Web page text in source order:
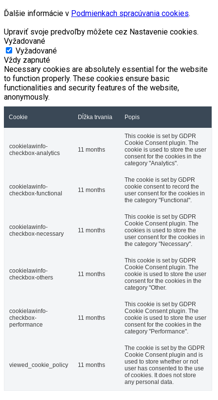
Ďalšie informácie v Podmienkach spracúvania cookies.
Upraviť svoje predvoľby môžete cez Nastavenie cookies.
Vyžadované
Vyžadované
Vždy zapnuté
Necessary cookies are absolutely essential for the website
to function properly. These cookies ensure basic
functionalities and security features of the website,
anonymously.
Cookie Dĺžka trvania Popis
cookielawinfo-
checkbox-analytics
11 months
This cookie is set by GDPR
Cookie Consent plugin. The
cookie is used to store the user
consent for the cookies in the
category "Analytics".
cookielawinfo-
checkbox-functional
11 months
The cookie is set by GDPR
cookie consent to record the
user consent for the cookies in
the category "Functional".
cookielawinfo-
checkbox-necessary
11 months
This cookie is set by GDPR
Cookie Consent plugin. The
cookies is used to store the
user consent for the cookies in
the category "Necessary".
cookielawinfo-
checkbox-others
11 months
This cookie is set by GDPR
Cookie Consent plugin. The
cookie is used to store the user
consent for the cookies in the
category "Other.
cookielawinfo-
checkbox-
performance
11 months
This cookie is set by GDPR
Cookie Consent plugin. The
cookie is used to store the user
consent for the cookies in the
category "Performance".
viewed_cookie_policy 11 months
The cookie is set by the GDPR
Cookie Consent plugin and is
used to store whether or not
user has consented to the use
of cookies. It does not store
any personal data.